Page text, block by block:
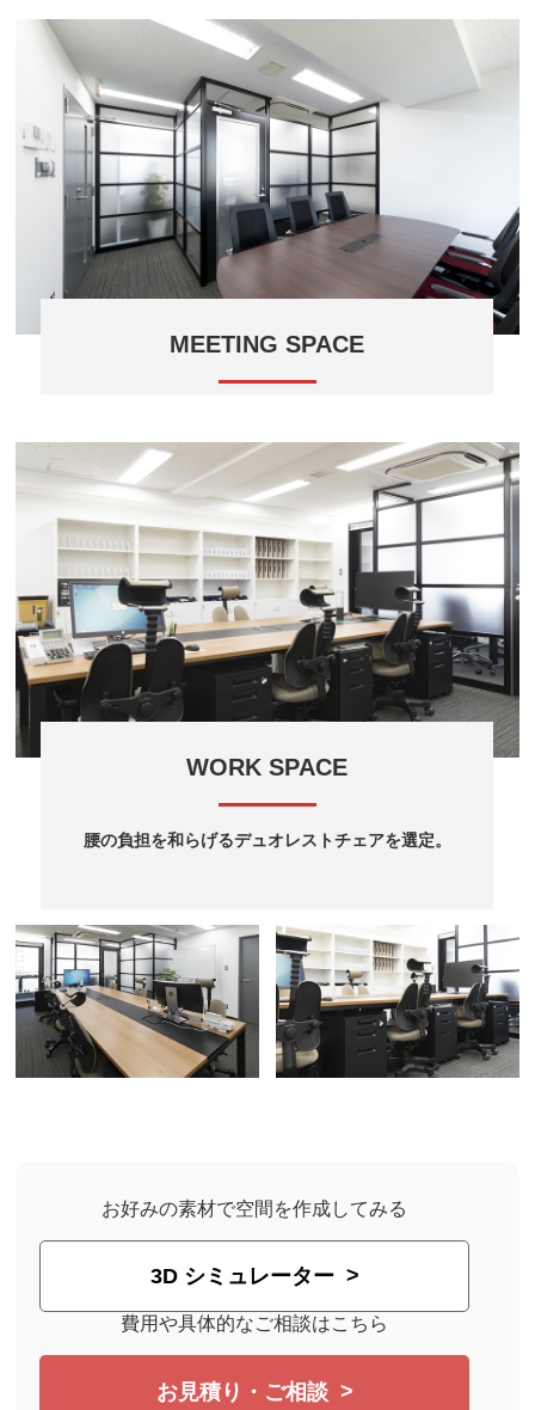
した。
MEETING SPACE
一。
WORK SPACE
腰の負担を和らげるデュオレストチェアを選定。
お好みの素材で空間を作成してみる
3D シミュレーター
費用や具体的なご相談はこちら
お見積り・ご相談